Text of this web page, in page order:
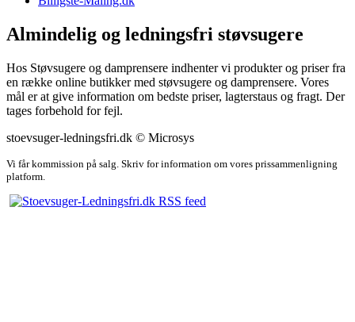
Almindelig og ledningsfri støvsugere
Hos Støvsugere og damprensere indhenter vi produkter og priser fra
en række online butikker med støvsugere og damprensere. Vores
mål er at give information om bedste priser, lagterstaus og fragt. Der
tages forbehold for fejl.
stoevsuger-ledningsfri.dk © Microsys
Vi får kommission på salg. Skriv for information om vores prissammenligning
platform.